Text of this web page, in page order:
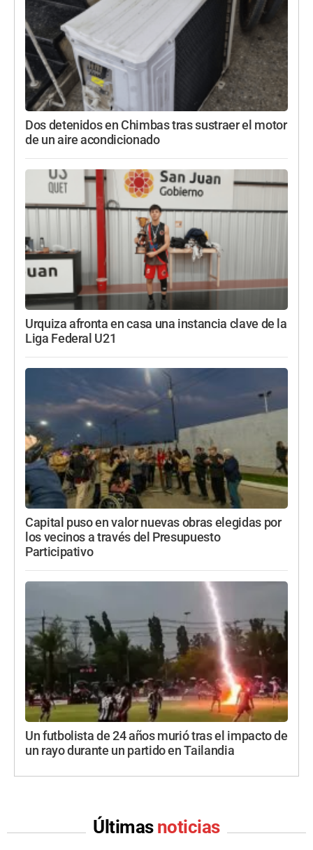
Dos detenidos en Chimbas tras sustraer el motor
de un aire acondicionado
Urquiza afronta en casa una instancia clave de la
Liga Federal U21
Capital puso en valor nuevas obras elegidas por
los vecinos a través del Presupuesto
Participativo
Un futbolista de 24 años murió tras el impacto de
un rayo durante un partido en Tailandia
Últimas noticias